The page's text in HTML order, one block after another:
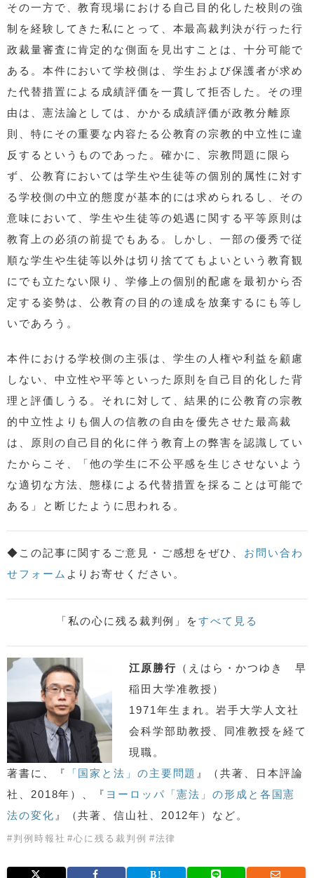
その一方で、教育現場における自己目的化した校則の強
制を経験してきた私にとって、本最高裁判決が行った行
政裁量審査に肯定的な側面を見出すことは、十分可能で
ある。本件において学校側は、学生および保護者が求め
た代替措置による成績評価を一貫して拒否した。その理
由は、憲法論としては、かかる成績評価が政教分離原
則、特にその重要な内容たる公教育の宗教的中立性に違
反するというものであった。確かに、宗教問題に限ら
ず、公教育においては学生や生徒等の個別的属性に対す
る学校側の中立的態度が基本的には求められるし、その
意味において、学生や生徒等の処遇に関する平等原則は
教育上の必須の前提でもある。しかし、一部の優秀で従
順な学生や生徒等以外は切り捨ててもよいという教育観
にでも立たない限り、学修上の個別的配慮を最初から否
定する姿勢は、公教育の目的の達成を放棄するにも等し
いであろう。
本件における学校側の主張は、学生の人権や利益を顧慮
しない、中立性や平等といった原則を自己目的化した背
理と評価しうる。それに対して、結果的に公教育の宗教
的中立性よりも個人の信教の自由を優先させた最高裁
は、原則の自己目的化に伴う教育上の弊害を認識してい
たからこそ、「他の学生に不公平感を生じさせないよう
な適切な方法、態様による代替措置を採ることは可能で
ある」と断じたように思われる。
◆この記事に関するご意見・ご感想をぜひ、 お問い合わ
せフォーム よりお寄せください。
「私の心に残る裁判例」をすべて見る
江原勝行 （えはら・かつゆき 早
稲田大学准教授）
1971年生まれ。岩手大学人文社
会科学部助教授、同准教授を経て
現職。
著書に、『
「国家と法」の主要問題 』（共著、日本評論
社、2018年）、『 ヨーロッパ「憲法」の形成と各国憲
法の変化 』（共著、信山社、2012年）など。
# 判例時報社 #心に残る裁判例 #法律